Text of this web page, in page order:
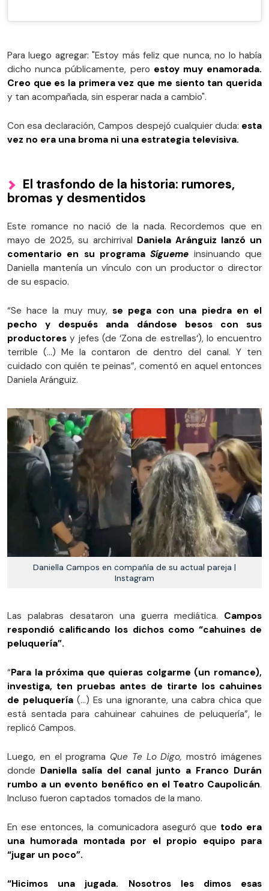
Para luego agregar: "Estoy más feliz que nunca, no lo había
dicho nunca públicamente, pero estoy muy enamorada.
Creo que es la primera vez que me siento tan querida
y tan acompañada, sin esperar nada a cambio".
Con esa declaración, Campos despejó cualquier duda: esta
vez no era una broma ni una estrategia televisiva.
El trasfondo de la historia: rumores,
bromas y desmentidos
Este romance no nació de la nada. Recordemos que en
mayo de 2025, su archirrival Daniela Aránguiz lanzó un
comentario en su programaSígueme insinuando que
Daniella mantenía un vínculo con un productor o director
de su espacio.
“Se hace la muy muy, se pega con una piedra en el
pecho y después anda dándose besos con sus
productoresy jefes (de ‘Zona de estrellas‘), lo encuentro
terrible (...) Me la contaron de dentro del canal. Y ten
cuidado con quién te peinas”, comentó en aquel entonces
Daniela Aránguiz.
Daniella Campos en compañía de su actual pareja |
Instagram
Las palabras desataron una guerra mediática. Campos
respondió calificando los dichos como “cahuines de
peluquería”.
“Para la próxima que quieras colgarme (un romance),
investiga, ten pruebas antes de tirarte los cahuines
de peluquería (...) Es una ignorante, una cabra chica que
está sentada para cahuinear cahuines de peluquería”, le
replicó Campos.
Luego, en el programa Que Te Lo Digo, mostró imágenes
donde Daniella salía del canal junto a Franco Durán
rumbo a un evento benéfico en el Teatro Caupolicán.
Incluso fueron captados tomados de la mano.
En ese entonces, la comunicadora aseguró que todo era
una humorada montada por el propio equipo para
“jugar un poco”.
“Hicimos una jugada. Nosotros les dimos esas